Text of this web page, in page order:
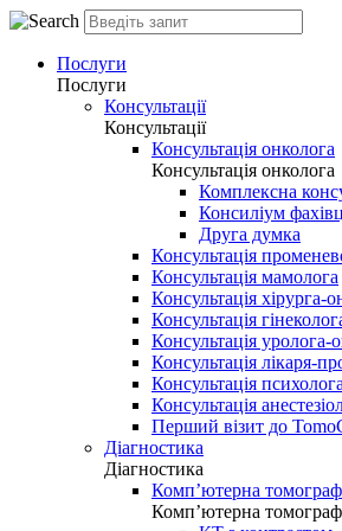
Послуги
Послуги
Консультації
Консультації
Консультація онколога
Консультація онколога
Комплексна
Консиліум
Друга думка
Консультація
Консультація мамолога
Консультація хірурга-
Консультація
Консультація уролога-
Консультація лікаря-
Консультація психолога
Консультація
Перший візит до
Діагностика
Діагностика
Комп’ютерна
Комп’ютерна